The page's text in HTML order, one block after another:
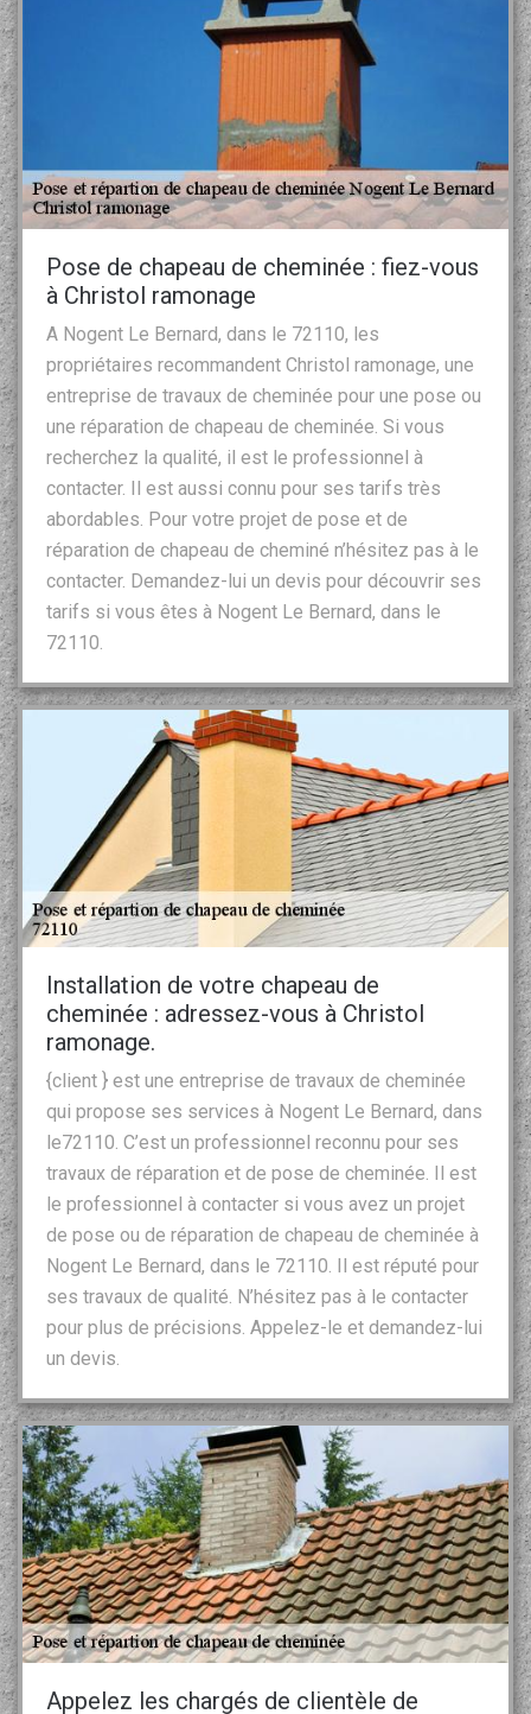
Pose de chapeau de cheminée : fiez-vous
à Christol ramonage
A Nogent Le Bernard, dans le 72110, les
propriétaires recommandent Christol ramonage, une
entreprise de travaux de cheminée pour une pose ou
une réparation de chapeau de cheminée. Si vous
recherchez la qualité, il est le professionnel à
contacter. Il est aussi connu pour ses tarifs très
abordables. Pour votre projet de pose et de
réparation de chapeau de cheminé n’hésitez pas à le
contacter. Demandez-lui un devis pour découvrir ses
tarifs si vous êtes à Nogent Le Bernard, dans le
72110.
Installation de votre chapeau de
cheminée : adressez-vous à Christol
ramonage.
{client } est une entreprise de travaux de cheminée
qui propose ses services à Nogent Le Bernard, dans
le72110. C’est un professionnel reconnu pour ses
travaux de réparation et de pose de cheminée. Il est
le professionnel à contacter si vous avez un projet
de pose ou de réparation de chapeau de cheminée à
Nogent Le Bernard, dans le 72110. Il est réputé pour
ses travaux de qualité. N’hésitez pas à le contacter
pour plus de précisions. Appelez-le et demandez-lui
un devis.
Appelez les chargés de clientèle de